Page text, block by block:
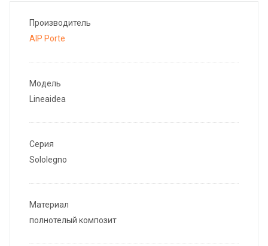
Производитель
AIP Porte
Модель
Lineaidea
Серия
Sololegno
Материал
полнотелый композит